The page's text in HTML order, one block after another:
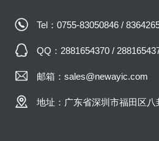
Tel：0755-83050846 /
QQ：2881654370 /
邮箱：sales@newayic.com
地址：广东省深圳市福田区八